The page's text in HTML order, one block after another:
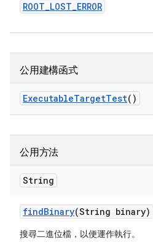
ROOT_LOST_ERROR
公用建構函式
ExecutableTargetTest()
公用方法
String
findBinary(String binary)
搜尋二進位檔，以便運作執行。